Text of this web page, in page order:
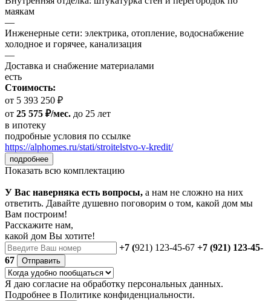
маякам
—
Инженерные сети: электрика, отопление, водоснабжение
холодное и горячее, канализация
—
Доставка и снабжение материалами
есть
Стоимость:
от 5 393 250 ₽
от 25 575 ₽/мес. до 25 лет
в ипотеку
подробные условия по ссылке
https://alphomes.ru/stati/stroitelstvo-v-kredit/
подробнее
Показать всю комплектацию
У Вас наверняка есть вопросы, а нам не сложно на них
ответить. Давайте душевно поговорим о том, какой дом мы
Вам построим!
Расскажите нам,
какой дом Вы хотите!
+7 (921) 123-45-67 +7 (921) 123-45-
67
Отправить
Я даю согласие на обработку персональных данных.
Подробнее в Политике конфиденциальности.